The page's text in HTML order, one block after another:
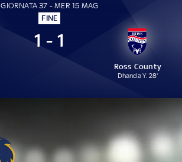
GIORNATA 37 - MER 15 MAG
FINE
1 - 1
Ross County
Dhanda Y. 28'